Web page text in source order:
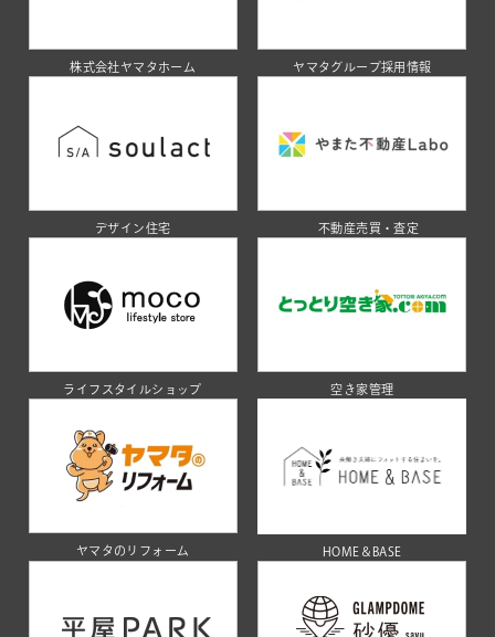
株式会社ヤマタホーム ヤマタグループ採用情報
デザイン住宅 不動産売買・査定
ライフスタイルショップ 空き家管理
ヤマタのリフォーム HOME＆BASE